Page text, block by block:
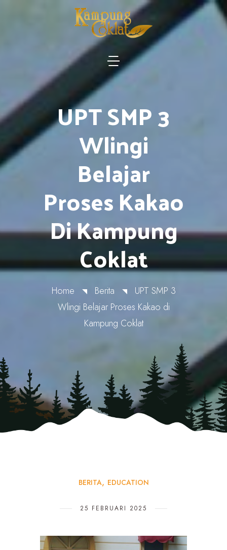
UPT SMP 3
Wlingi
Belajar
Proses Kakao
Di Kampung
Coklat
Home Berita
UPT SMP 3
Wlingi Belajar Proses Kakao di
Kampung Coklat
BERITA EDUCATION
25 FEBRUARI 2025